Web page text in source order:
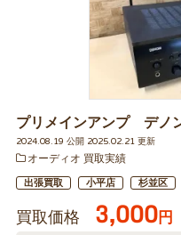
プリメインアンプ デノ
2024.08.19 公開 2025.02.21 更新
オーディオ 買取実績
出張買取 小平店 杉並区
買取価格 3,000円